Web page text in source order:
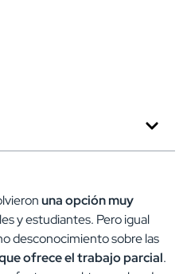
una opción muy
y estudiantes. Pero igual
desconocimiento sobre las
ofrece el trabajo parcial.